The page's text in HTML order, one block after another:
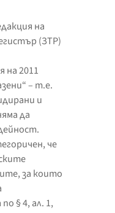
на
(ЗТР)
на 2011
– т.е.
и
да
че
за които
§ 4, ал. 1,